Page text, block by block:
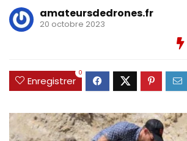
amateursdedrones.fr
20 octobre 2023
Enregistrer
0